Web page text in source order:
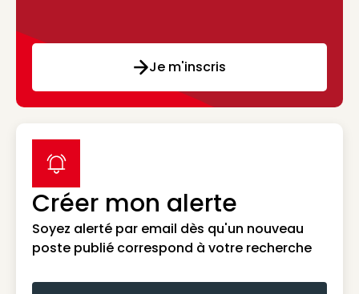
Je m'inscris
Créer mon alerte
Soyez alerté par email dès qu'un nouveau
poste publié correspond à votre recherche
label icon